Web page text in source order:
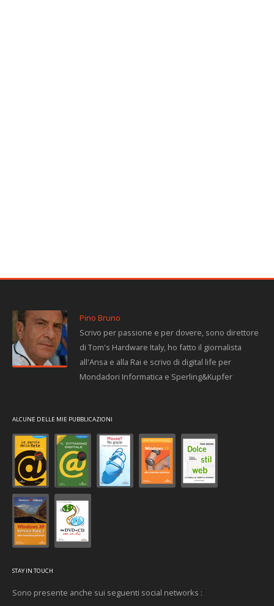
Pino Bruno
Scrivo per passione e per dovere, sono direttore
di Tom's Hardware Italy, ho fatto il giornalista
all'Ansa e alla Rai e scrivo di digital life per
Mondadori Informatica e Sperling&Kupfer
ALCUNE DELLE MIE PUBBLICAZIONI
STAY IN TOUCH
Sono presente anche sui seguenti social networks :